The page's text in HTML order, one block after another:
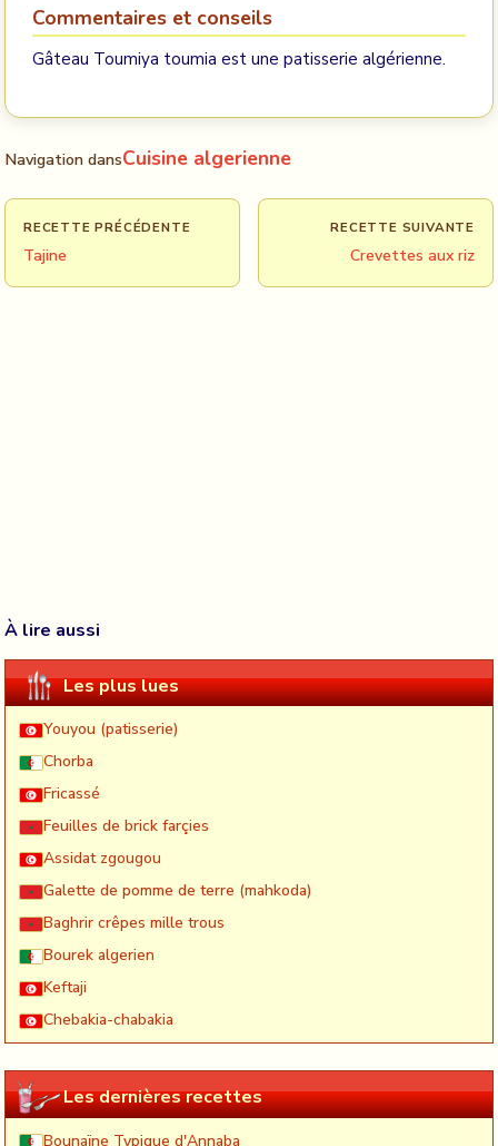
Commentaires et conseils
Gâteau Toumiya toumia est une patisserie algérienne.
Navigation dansCuisine algerienne
RECETTE PRÉCÉDENTE
Tajine
RECETTE SUIVANTE
Crevettes aux riz
À lire aussi
Les plus lues
Youyou (patisserie)
Chorba
Fricassé
Feuilles de brick farçies
Assidat zgougou
Galette de pomme de terre (mahkoda)
Baghrir crêpes mille trous
Bourek algerien
Keftaji
Chebakia-chabakia
Les dernières recettes
Bounaïne Typique d'Annaba